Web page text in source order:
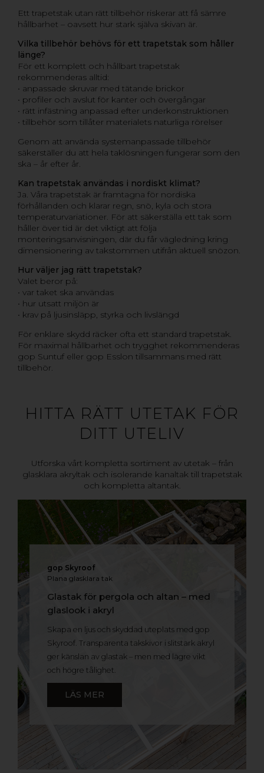
Ett trapetstak utan rätt tillbehör riskerar att få sämre
hållbarhet – oavsett hur stark själva skivan är.
Vilka tillbehör behövs för ett trapetstak som håller
länge?
För ett komplett och hållbart trapetstak
rekommenderas alltid:
• anpassade skruvar med tätande brickor
• profiler och avslut för kanter och övergångar
• rätt infästning anpassad efter underkonstruktionen
• tillbehör som tillåter materialets naturliga rörelser
Genom att använda systemanpassade tillbehör
säkerställer du att hela taklösningen fungerar som den
ska – år efter år.
Kan trapetstak användas i nordiskt klimat?
Ja. Våra trapetstak är framtagna för nordiska
förhållanden och klarar regn, snö, kyla och stora
temperaturvariationer. För att säkerställa ett tak som
håller över tid är det viktigt att följa
monteringsanvisningen, där du får vägledning kring
dimensionering av takstommen utifrån aktuell snözon.
Hur väljer jag rätt trapetstak?
Valet beror på:
• var taket ska användas
• hur utsatt miljön är
• krav på ljusinsläpp, styrka och livslängd
För enklare skydd räcker ofta ett standard trapetstak.
För maximal hållbarhet och trygghet rekommenderas
gop Suntuf eller gop Esslon tillsammans med rätt
tillbehör.
HITTA RÄTT UTETAK FÖR
DITT UTELIV
Utforska vårt kompletta sortiment av utetak – från
glasklara akryltak och isolerande kanaltak till trapetstak
och kompletta altantak.
gop Skyroof
Plana glasklara tak
Glastak för pergola och altan – med
glaslook i akryl
Skapa en ljus och skyddad uteplats med gop
Skyroof. Transparenta takskivor i slitstark akryl
ger känslan av glastak – men med lägre vikt
och högre tålighet.
LÄS MER